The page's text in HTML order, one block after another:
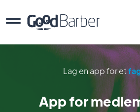
Lag en app for et
App for